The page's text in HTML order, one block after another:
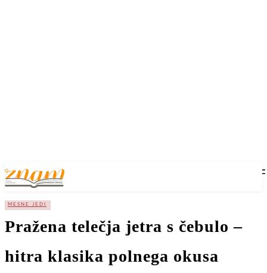
MESNE JEDI
Pražena telečja jetra s čebulo –
hitra klasika polnega okusa